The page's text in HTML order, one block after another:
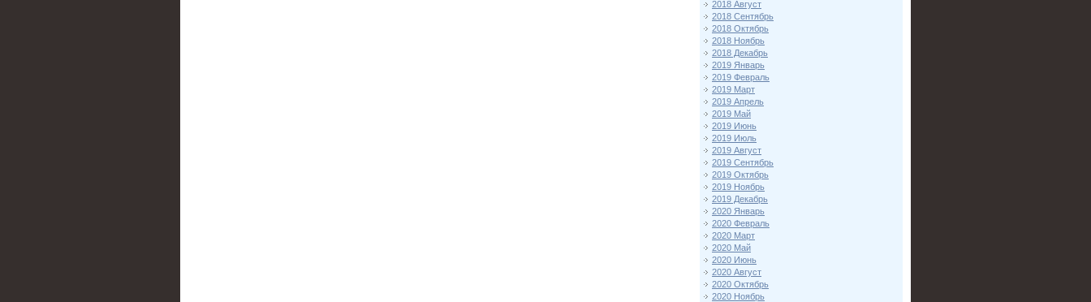
2018 Август
2018 Сентябрь
2018 Октябрь
2018 Ноябрь
2018 Декабрь
2019 Январь
2019 Февраль
2019 Март
2019 Апрель
2019 Май
2019 Июнь
2019 Июль
2019 Август
2019 Сентябрь
2019 Октябрь
2019 Ноябрь
2019 Декабрь
2020 Январь
2020 Февраль
2020 Март
2020 Май
2020 Июнь
2020 Август
2020 Октябрь
2020 Ноябрь